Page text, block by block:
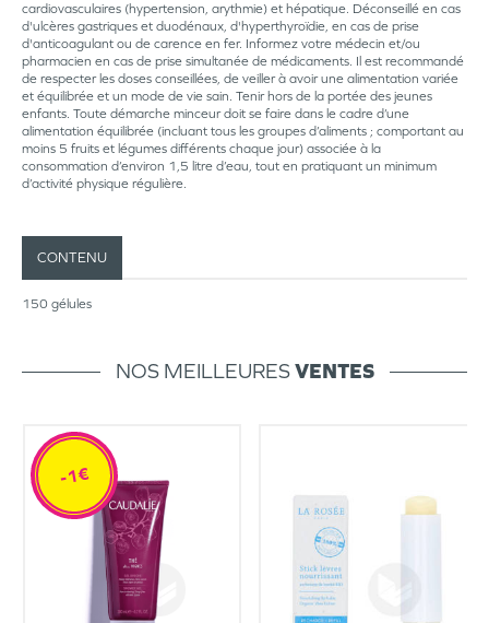
cardiovasculaires (hypertension, arythmie) et hépatique. Déconseillé en cas
d'ulcères gastriques et duodénaux, d'hyperthyroïdie, en cas de prise
d'anticoagulant ou de carence en fer. Informez votre médecin et/ou
pharmacien en cas de prise simultanée de médicaments. Il est recommandé
de respecter les doses conseillées, de veiller à avoir une alimentation variée
et équilibrée et un mode de vie sain. Tenir hors de la portée des jeunes
enfants. Toute démarche minceur doit se faire dans le cadre d’une
alimentation équilibrée (incluant tous les groupes d’aliments ; comportant au
moins 5 fruits et légumes différents chaque jour) associée à la
consommation d’environ 1,5 litre d’eau, tout en pratiquant un minimum
d’activité physique régulière.
CONTENU
150 gélules
NOS MEILLEURESVENTES
-1€